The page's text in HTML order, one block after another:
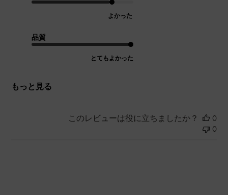
よかった
品質
とてもよかった
もっと見る
このレビューは役に立ちましたか？
0
0